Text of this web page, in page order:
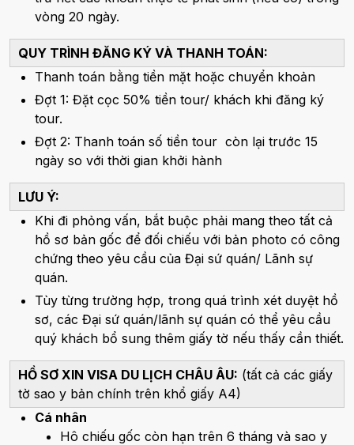
vòng 20 ngày.
QUY TRÌNH ĐĂNG KÝ VÀ THANH TOÁN:
Thanh toán bằng tiền mặt hoặc chuyển khoản
Đợt 1: Đặt cọc 50% tiền tour/ khách khi đăng ký
tour.
Đợt 2: Thanh toán số tiền tour còn lại trước 15
ngày so với thời gian khởi hành
LƯU Ý:
Khi đi phỏng vấn, bắt buộc phải mang theo tất cả
hồ sơ bản gốc để đối chiếu với bản photo có công
chứng theo yêu cầu của Đại sứ quán/ Lãnh sự
quán.
Tùy từng trường hợp, trong quá trình xét duyệt hồ
sơ, các Đại sứ quán/lãnh sự quán có thể yêu cầu
quý khách bổ sung thêm giấy tờ nếu thấy cần thiết.
HỒ SƠ XIN VISA DU LỊCH CHÂU ÂU: (tất cả các giấy
tờ sao y bản chính trên khổ giấy A4)
Cá nhân
Hô chiếu gốc còn hạn trên 6 tháng và sao y